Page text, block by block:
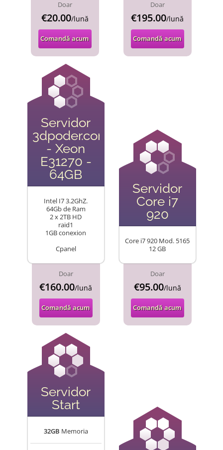
Doar
€20.00/lună
Comandă acum
Doar
€195.00/lună
Comandă acum
Servidor
3dpoder.com
- Xeon
E31270 -
64GB
Intel I7 3.2GhZ.
64Gb de Ram
2 x 2TB HD
raid1
1GB conexion
Cpanel
Doar
€160.00/lună
Comandă acum
Servidor
Core i7
920
Core i7 920 Mod. 5165
12 GB
Doar
€95.00/lună
Comandă acum
Servidor
Start
32GB Memoria